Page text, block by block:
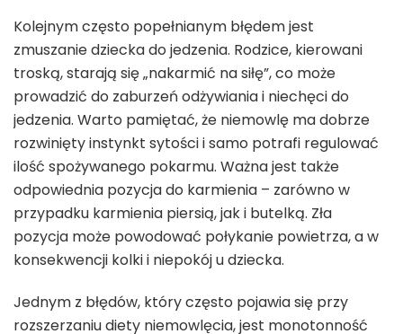
Kolejnym często popełnianym błędem jest
zmuszanie dziecka do jedzenia. Rodzice, kierowani
troską, starają się „nakarmić na siłę”, co może
prowadzić do zaburzeń odżywiania i niechęci do
jedzenia. Warto pamiętać, że niemowlę ma dobrze
rozwinięty instynkt sytości i samo potrafi regulować
ilość spożywanego pokarmu. Ważna jest także
odpowiednia pozycja do karmienia – zarówno w
przypadku karmienia piersią, jak i butelką. Zła
pozycja może powodować połykanie powietrza, a w
konsekwencji kolki i niepokój u dziecka.
Jednym z błędów, który często pojawia się przy
rozszerzaniu diety niemowlęcia, jest monotonność